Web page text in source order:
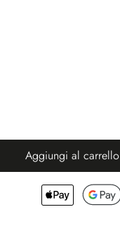
Aggiungi al carrello